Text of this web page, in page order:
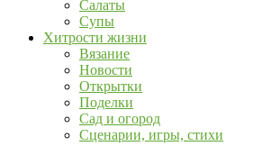
Салаты
Супы
Хитрости жизни
Вязание
Новости
Открытки
Поделки
Сад и огород
Сценарии, игры, стихи